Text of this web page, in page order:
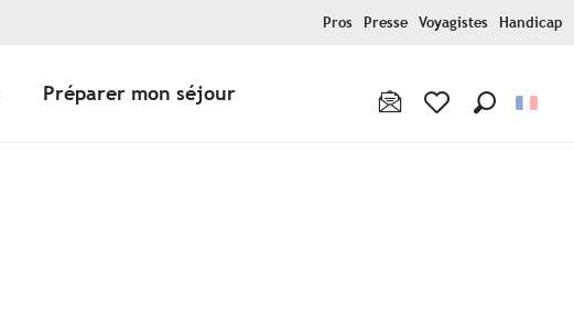
Pros Presse Voyagistes Handicap
Préparer mon séjour